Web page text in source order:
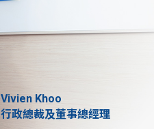
Vivien Khoo
行政總裁及董事總經理